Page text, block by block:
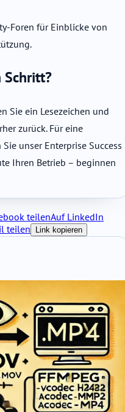
Foren für Einblicke von
Schritt?
Sie ein Lesezeichen und
zurück. Für eine
unser Enterprise Success
Ihren Betrieb – beginnen
teilenAuf LinkedIn
teilen Link kopieren